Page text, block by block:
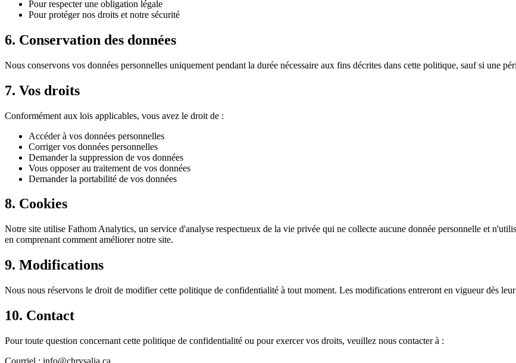
Pour respecter une obligation légale
Pour protéger nos droits et notre sécurité
6. Conservation des données
Nous conservons vos données personnelles uniquement pendant la durée nécessaire aux fins décrites dans cette politique, sauf si une
7. Vos droits
Conformément aux lois applicables, vous avez le droit de :
Accéder à vos données personnelles
Corriger vos données personnelles
Demander la suppression de vos données
Vous opposer au traitement de vos données
Demander la portabilité de vos données
8. Cookies
Notre site utilise Fathom Analytics, un service d'analyse respectueux de la vie privée qui ne collecte aucune donnée personnelle et
en comprenant comment améliorer notre site.
9. Modifications
Nous nous réservons le droit de modifier cette politique de confidentialité à tout moment. Les modifications entreront en vigueur dès
10. Contact
Pour toute question concernant cette politique de confidentialité ou pour exercer vos droits, veuillez nous contacter à :
Courriel : info@chrysalia.ca